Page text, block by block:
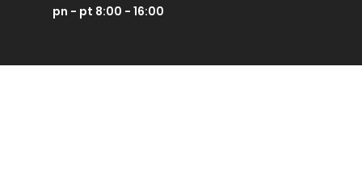
pn - pt 8:00 - 16:00